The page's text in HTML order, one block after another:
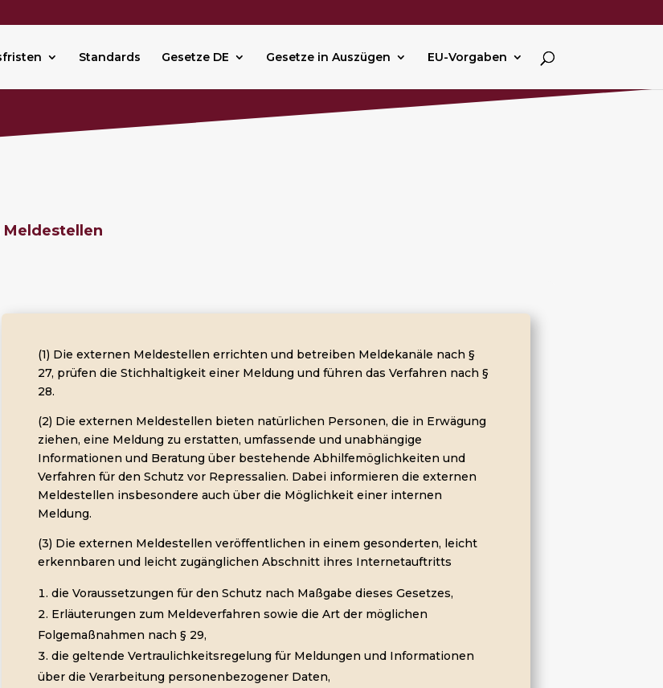
Standards Gesetze DE Gesetze in Auszügen EU-Vorgaben
Meldestellen
(1) Die externen Meldestellen errichten und betreiben Meldekanäle nach §
27, prüfen die Stichhaltigkeit einer Meldung und führen das Verfahren nach §
28.
(2) Die externen Meldestellen bieten natürlichen Personen, die in Erwägung
ziehen, eine Meldung zu erstatten, umfassende und unabhängige
Informationen und Beratung über bestehende Abhilfemöglichkeiten und
Verfahren für den Schutz vor Repressalien. Dabei informieren die externen
Meldestellen insbesondere auch über die Möglichkeit einer internen
Meldung.
(3) Die externen Meldestellen veröffentlichen in einem gesonderten, leicht
erkennbaren und leicht zugänglichen Abschnitt ihres Internetauftritts
die Voraussetzungen für den Schutz nach Maßgabe dieses Gesetzes,
Erläuterungen zum Meldeverfahren sowie die Art der möglichen
Folgemaßnahmen nach § 29,
die geltende Vertraulichkeitsregelung für Meldungen und Informationen
über die Verarbeitung personenbezogener Daten,